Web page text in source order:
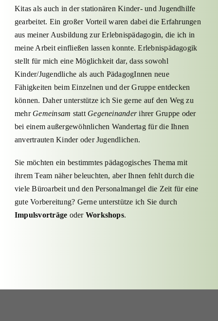
Kitas als auch in der stationären Kinder- und Jugendhilfe
gearbeitet. Ein großer Vorteil waren dabei die Erfahrungen
aus meiner Ausbildung zur Erlebnispädagogin, die ich in
meine Arbeit einfließen lassen konnte. Erlebnispädagogik
stellt für mich eine Möglichkeit dar, dass sowohl
Kinder/Jugendliche als auch PädagogInnen neue
Fähigkeiten beim Einzelnen und der Gruppe entdecken
können. Daher unterstütze ich Sie gerne auf den Weg zu
mehr Gemeinsam statt Gegeneinanderihrer Gruppe oder
bei einem außergewöhnlichen Wandertag für die Ihnen
anvertrauten Kinder oder Jugendlichen.
Sie möchten ein bestimmtes pädagogisches Thema mit
ihrem Team näher beleuchten, aber Ihnen fehlt durch die
viele Büroarbeit und den Personalmangel die Zeit für eine
gute Vorbereitung? Gerne unterstütze ich Sie durch
Impulsvorträge oder Workshops.